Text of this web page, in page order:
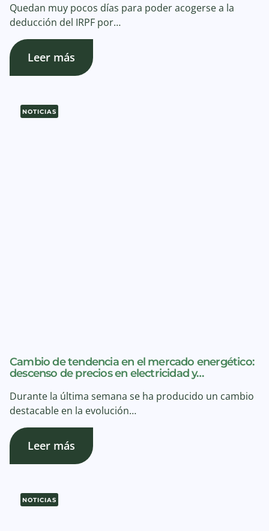
Quedan muy pocos días para poder acogerse a la
deducción del IRPF por…
Leer más
NOTICIAS
Cambio de tendencia en el mercado energético:
descenso de precios en electricidad y…
Durante la última semana se ha producido un cambio
destacable en la evolución…
Leer más
NOTICIAS